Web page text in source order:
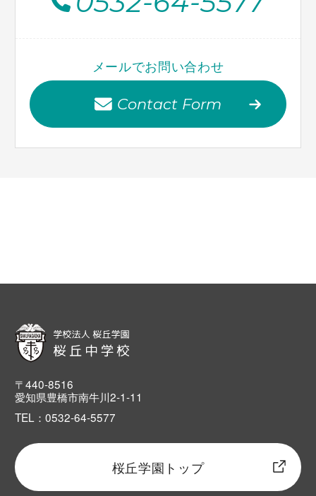
メールでお問い合わせ
Contact Form
〒440-8516
愛知県豊橋市南牛川2-1-11
TEL：0532-64-5577
桜丘学園トップ